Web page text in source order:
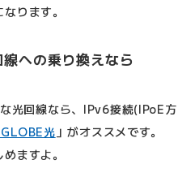
ります。
への乗り換えなら
光回線なら、IPv6接続(IPoE方
光 」がオススメです。
ますよ。